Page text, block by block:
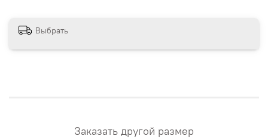
репродукции мировых шедевров живописи, только
Выбрать
Заказать другой размер